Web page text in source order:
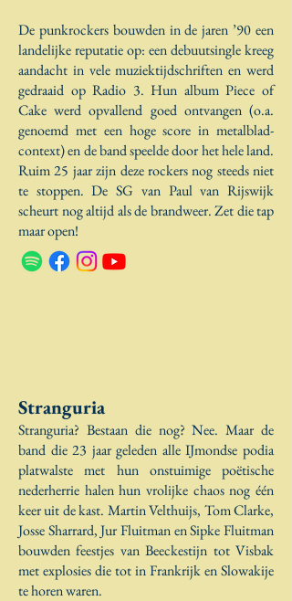
De punkrockers bouwden in de jaren ’90 een
landelijke reputatie op: een debuutsingle kreeg
aandacht in vele muziektijdschriften en werd
gedraaid op Radio 3. Hun album Piece of
Cake werd opvallend goed ontvangen (o.a.
genoemd met een hoge score in metalblad-
context) en de band speelde door het hele land.
Ruim 25 jaar zijn deze rockers nog steeds niet
te stoppen. De SG van Paul van Rijswijk
scheurt nog altijd als de brandweer. Zet die tap
maar open!
Stranguria
Stranguria? Bestaan die nog? Nee. Maar de
band die 23 jaar geleden alle IJmondse podia
platwalste met hun onstuimige poëtische
nederherrie halen hun vrolijke chaos nog één
keer uit de kast. Martin Velthuijs, Tom Clarke,
Josse Sharrard, Jur Fluitman en Sipke Fluitman
bouwden feestjes van Beeckestijn tot Visbak
met explosies die tot in Frankrijk en Slowakije
te horen waren.